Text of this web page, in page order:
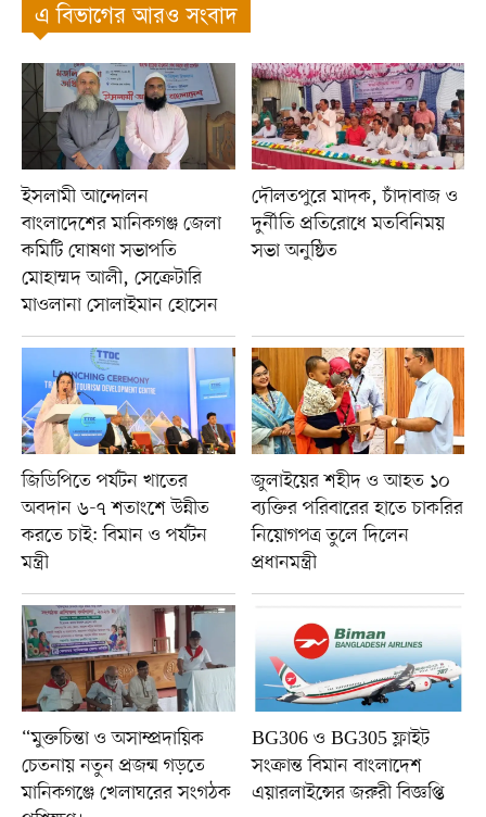
এ বিভাগের আরও সংবাদ
ইসলামী আন্দোলন
বাংলাদেশের মানিকগঞ্জ জেলা
কমিটি ঘোষণা সভাপতি
মোহাম্মদ আলী, সেক্রেটারি
মাওলানা সোলাইমান হোসেন
দৌলতপুরে মাদক, চাঁদাবাজ ও
দুর্নীতি প্রতিরোধে মতবিনিময়
সভা অনুষ্ঠিত
জিডিপিতে পর্যটন খাতের
অবদান ৬-৭ শতাংশে উন্নীত
করতে চাই: বিমান ও পর্যটন
মন্ত্রী
জুলাইয়ের শহীদ ও আহত ১০
ব্যক্তির পরিবারের হাতে চাকরির
নিয়োগপত্র তুলে দিলেন
প্রধানমন্ত্রী
“মুক্তচিন্তা ও অসাম্প্রদায়িক
চেতনায় নতুন প্রজন্ম গড়তে
মানিকগঞ্জে খেলাঘরের সংগঠক
BG306 ও BG305 ফ্লাইট
সংক্রান্ত বিমান বাংলাদেশ
এয়ারলাইন্সের জরুরী বিজ্ঞপ্তি